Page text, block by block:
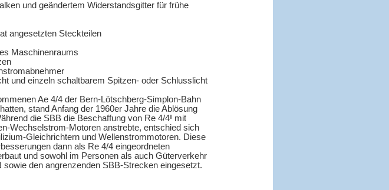
und geändertem Widerstandsgitter für frühe
angesetzten Steckteilen
Maschinenraums
und einzeln schaltbarem Spitzen- oder Schlusslicht
Ae 4/4 der Bern-Lötschberg-Simplon-Bahn
stand Anfang der 1960er Jahre die Ablösung
die SBB die Beschaffung von Re 4/4ˡˡ mit
Wechselstrom-Motoren anstrebte, entschied sich
Gleichrichtern und Wellenstrommotoren. Diese
dann als Re 4/4 eingeordneten
und sowohl im Personen als auch Güterverkehr
den angrenzenden SBB-Strecken eingesetzt.